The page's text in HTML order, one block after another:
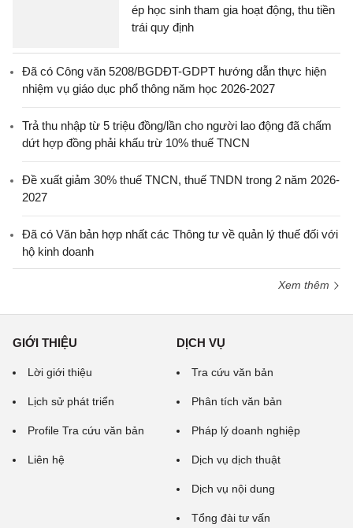
ép học sinh tham gia hoạt động, thu tiền
trái quy định
Đã có Công văn 5208/BGDĐT-GDPT hướng dẫn thực hiện
nhiệm vụ giáo dục phổ thông năm học 2026-2027
Trả thu nhập từ 5 triệu đồng/lần cho người lao động đã chấm
dứt hợp đồng phải khấu trừ 10% thuế TNCN
Đề xuất giảm 30% thuế TNCN, thuế TNDN trong 2 năm 2026-
2027
Đã có Văn bản hợp nhất các Thông tư về quản lý thuế đối với
hộ kinh doanh
Xem thêm
GIỚI THIỆU
Lời giới thiệu
Lịch sử phát triển
Profile Tra cứu văn bản
Liên hệ
DỊCH VỤ
Tra cứu văn bản
Phân tích văn bản
Pháp lý doanh nghiệp
Dịch vụ dịch thuật
Dịch vụ nội dung
Tổng đài tư vấn